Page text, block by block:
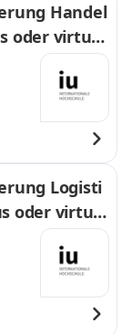
Handel
oder virtuel
Logisti
oder virtuel